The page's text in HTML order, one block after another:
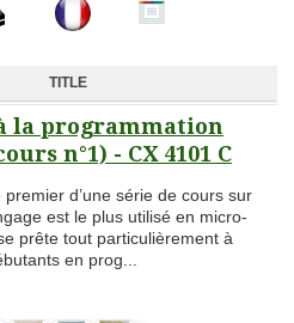
TITLE
la programmation
n°1) - CX 4101 C
d’une série de cours sur
est le plus utilisé en micro-
prête tout particulièrement à
en prog...